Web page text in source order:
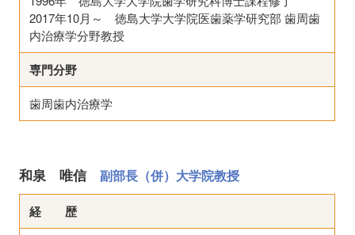
2017年10月～ 徳島大学大学院医歯薬学研究部 歯周歯
内治療学分野教授
専門分野
歯周歯内治療学
和泉 唯信副部長（併）大学院教授
経 歴